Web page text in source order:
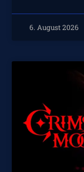
6. August 2026